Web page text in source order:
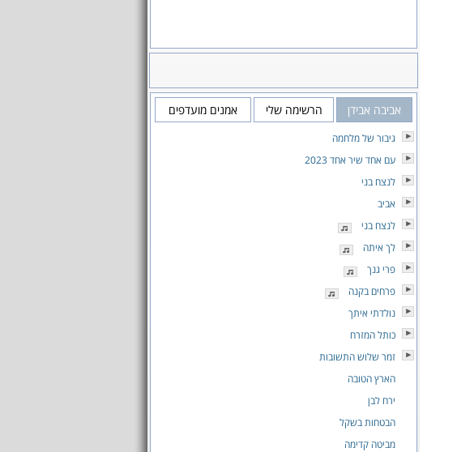
אביבה אבידן הרשימה שלי אמנים מועדפים
גיבור של מלחמה
עם אחד שיר אחד 2023
לנצח בני
אביב
לנצח בני
לך איתה
פרי גנך
פרחים בקנה
נולדתי איתך
כותל המזרח
זמר שלוש התשובות
הארץ הטובה
ירח לבן
הבטחות בשקל
מביטה קדימה